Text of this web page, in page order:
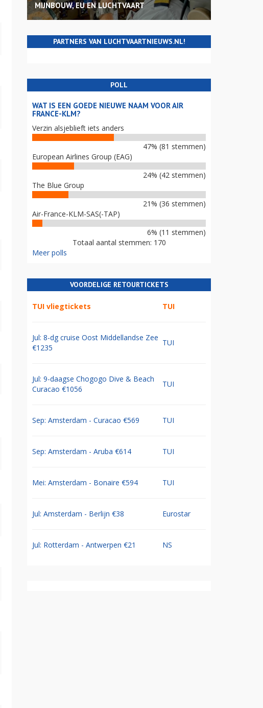
MIJNBOUW, EU EN LUCHTVAART
PARTNERS VAN LUCHTVAARTNIEUWS.NL!
POLL
WAT IS EEN GOEDE NIEUWE NAAM VOOR AIR
FRANCE-KLM?
Verzin alsjeblieft iets anders
47% (81 stemmen)
European Airlines Group (EAG)
24% (42 stemmen)
The Blue Group
21% (36 stemmen)
Air-France-KLM-SAS(-TAP)
6% (11 stemmen)
Totaal aantal stemmen: 170
Meer polls
VOORDELIGE RETOURTICKETS
TUI vliegtickets TUI
Jul: 8-dg cruise Oost Middellandse Zee
€1235
TUI
Jul: 9-daagse Chogogo Dive & Beach
Curacao €1056
TUI
Sep: Amsterdam - Curacao €569 TUI
Sep: Amsterdam - Aruba €614 TUI
Mei: Amsterdam - Bonaire €594 TUI
Jul: Amsterdam - Berlijn €38 Eurostar
Jul: Rotterdam - Antwerpen €21 NS